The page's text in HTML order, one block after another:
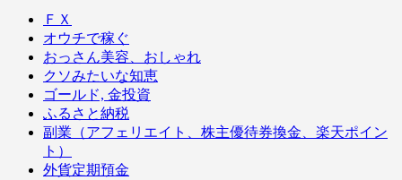
ＦＸ
オウチで稼ぐ
おっさん美容、おしゃれ
クソみたいな知恵
ゴールド, 金投資
ふるさと納税
副業（アフェリエイト、株主優待券換金、楽天ポイン
ト）
外貨定期預金